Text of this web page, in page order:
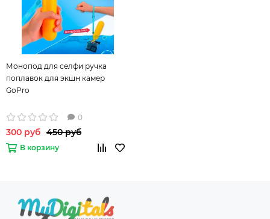
Монопод для селфи ручка
поплавок для экшн камер
GoPro
0
300 руб 450 руб
В корзину